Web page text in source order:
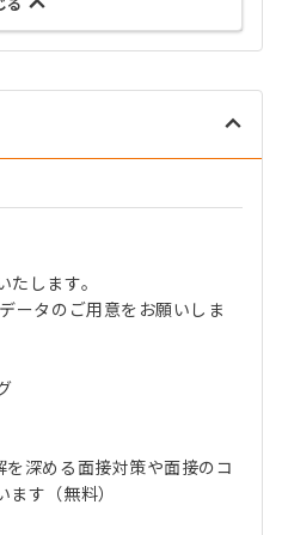
る
たします。
ータのご用意をお願いしま
深める面接対策や面接のコ
ます（無料）